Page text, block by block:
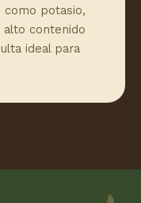
como potasio,
alto contenido
ideal para